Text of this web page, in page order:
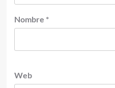
Nombre *
Web